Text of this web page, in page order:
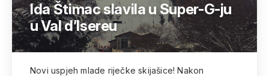
Ida Štimac slavila u Super-G-ju
u Val d’Isereu
Novi uspjeh mlade riječke skijašice! Nakon